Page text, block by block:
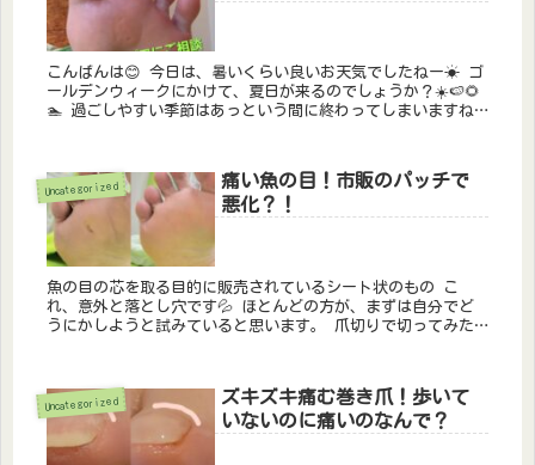
こんばんは😊 今日は、暑いくらい良いお天気でしたねー☀ ゴ
ールデンウィークにかけて、夏日が来るのでしょうか？☀️🍉🌻
🏊 過ごしやすい季節はあっという間に終わってしまいますね
Uncategorized
痛い魚の目！市販のパッチで
悪化？！
魚の目の芯を取る目的に販売されているシート状のもの こ
れ、意外と落とし穴です💦 ほとんどの方が、まずは自分でど
うにかしようと試みていると思います。 爪切りで切ってみた
Uncategorized
ズキズキ痛む巻き爪！歩いて
いないのに痛いのなんで？